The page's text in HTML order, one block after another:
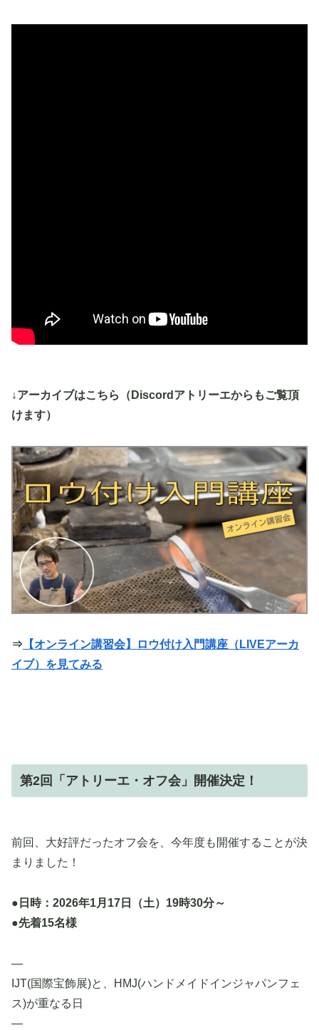
↓アーカイブはこちら（Discordアトリーエからもご覧頂
けます）
⇒ 【オンライン講習会】ロウ付け入門講座（LIVEアーカ
イブ）を見てみる
第2回「アトリーエ・オフ会」開催決定！
前回、大好評だったオフ会を、今年度も開催することが決
まりました！
●日時：2026年1月17日（土）19時30分～
●先着15名様
—
IJT(国際宝飾展)と、HMJ(ハンドメイドインジャパンフェ
ス)が重なる日
—